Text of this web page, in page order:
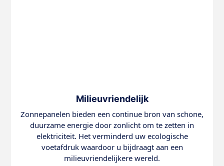
Milieuvriendelijk
Zonnepanelen bieden een continue bron van schone,
duurzame energie door zonlicht om te zetten in
elektriciteit. Het verminderd uw ecologische
voetafdruk waardoor u bijdraagt aan een
milieuvriendelijkere wereld.